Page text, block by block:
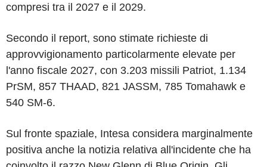
compresi tra il 2027 e il 2029.
Secondo il report, sono stimate richieste di
approvvigionamento particolarmente elevate per
l'anno fiscale 2027, con 3.203 missili Patriot, 1.134
PrSM, 857 THAAD, 821 JASSM, 785 Tomahawk e
540 SM-6.
Sul fronte spaziale, Intesa considera marginalmente
positiva anche la notizia relativa all'incidente che ha